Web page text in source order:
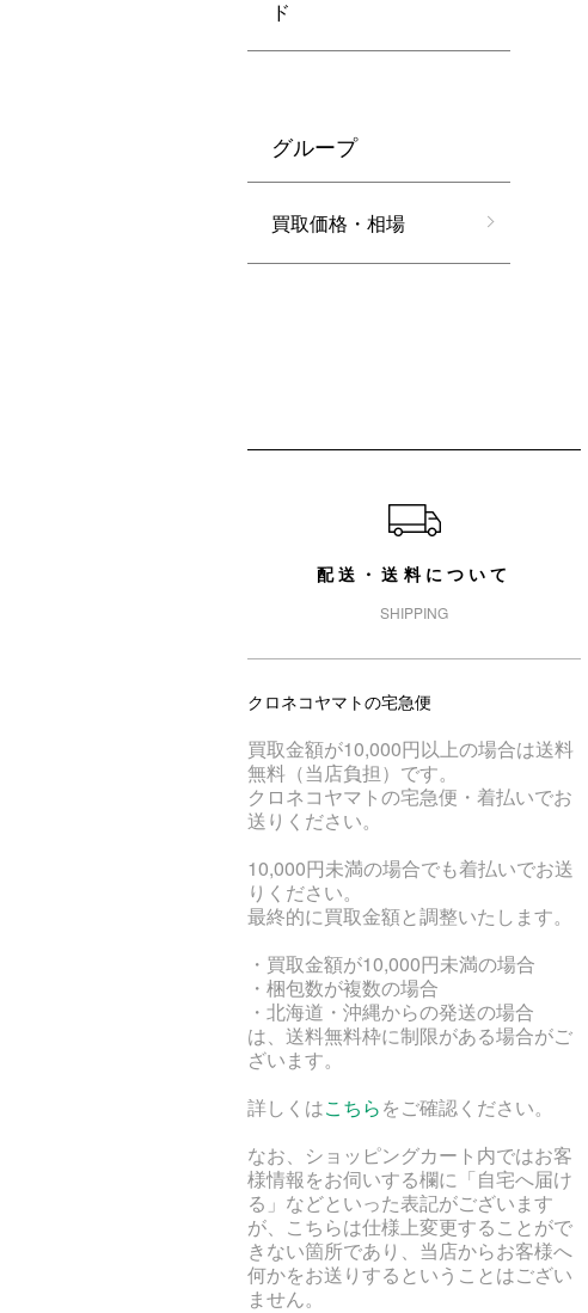
ド
グループ
買取価格・相場
配送・送料について
SHIPPING
クロネコヤマトの宅急便
買取金額が10,000円以上の場合は送料
無料（当店負担）です。
クロネコヤマトの宅急便・着払いでお
送りください。
10,000円未満の場合でも着払いでお送
りください。
最終的に買取金額と調整いたします。
・買取金額が10,000円未満の場合
・梱包数が複数の場合
・北海道・沖縄からの発送の場合
は、送料無料枠に制限がある場合がご
ざいます。
詳しくはこちらをご確認ください。
なお、ショッピングカート内ではお客
様情報をお伺いする欄に「自宅へ届け
る」などといった表記がございます
が、こちらは仕様上変更することがで
きない箇所であり、当店からお客様へ
何かをお送りするということはござい
ません。